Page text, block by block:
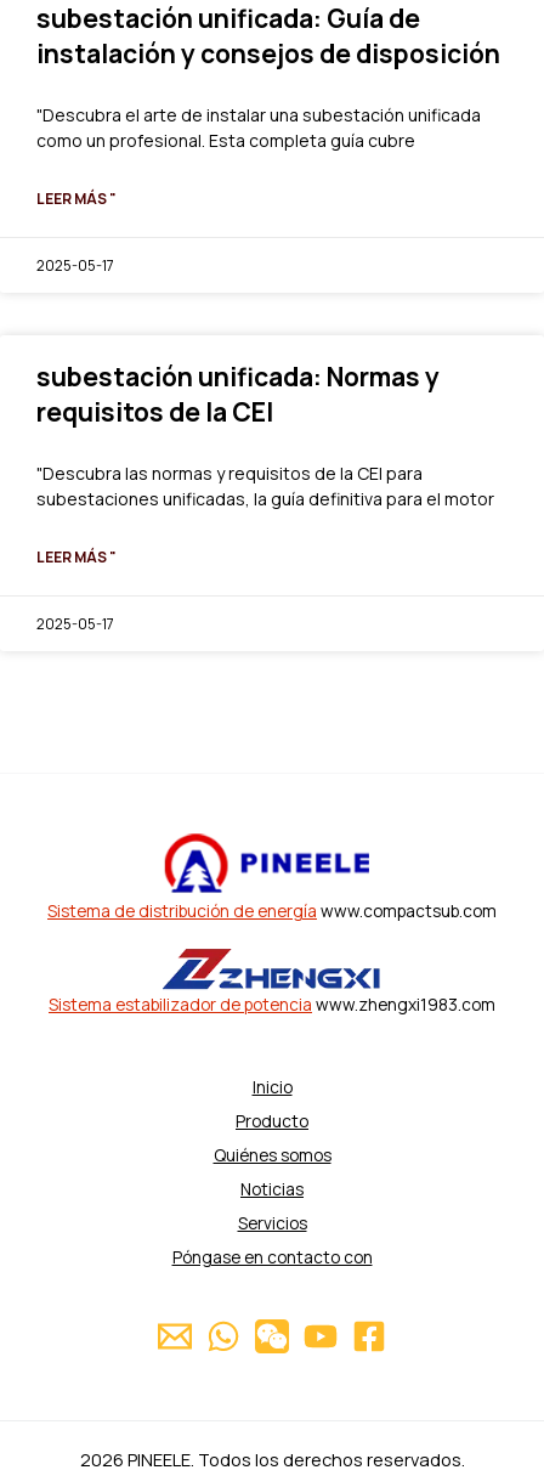
subestación unificada: Guía de
instalación y consejos de disposición
"Descubra el arte de instalar una subestación unificada
como un profesional. Esta completa guía cubre
LEER MÁS "
2025-05-17
subestación unificada: Normas y
requisitos de la CEI
"Descubra las normas y requisitos de la CEI para
subestaciones unificadas, la guía definitiva para el motor
LEER MÁS "
2025-05-17
Sistema de distribución de energía www.compactsub.com
Sistema estabilizador de potencia www.zhengxi1983.com
Inicio
Producto
Quiénes somos
Noticias
Servicios
Póngase en contacto con
2026 PINEELE. Todos los derechos reservados.